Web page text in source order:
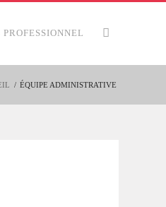
/ ÉQUIPE ADMINISTRATIVE